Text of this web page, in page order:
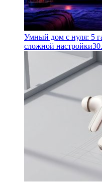
Умный дом с нуля: 5
сложной настройки